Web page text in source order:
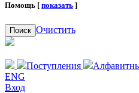
Помощь [ показать ]
Поиск Очистить
Поступления
ENG
Вход